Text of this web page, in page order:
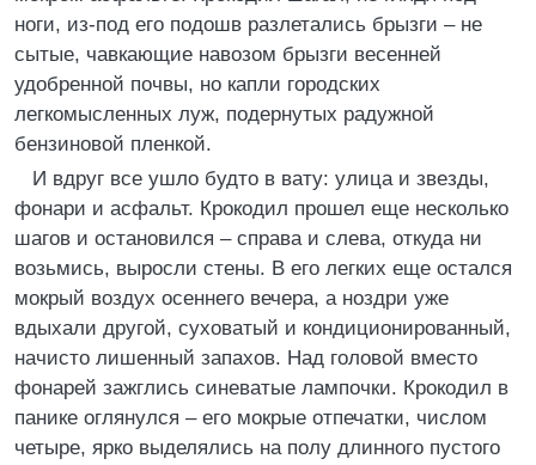
ноги, из-под его подошв разлетались брызги – не
сытые, чавкающие навозом брызги весенней
удобренной почвы, но капли городских
легкомысленных луж, подернутых радужной
бензиновой пленкой.
И вдруг все ушло будто в вату: улица и звезды,
фонари и асфальт. Крокодил прошел еще несколько
шагов и остановился – справа и слева, откуда ни
возьмись, выросли стены. В его легких еще остался
мокрый воздух осеннего вечера, а ноздри уже
вдыхали другой, суховатый и кондиционированный,
начисто лишенный запахов. Над головой вместо
фонарей зажглись синеватые лампочки. Крокодил в
панике оглянулся – его мокрые отпечатки, числом
четыре, ярко выделялись на полу длинного пустого